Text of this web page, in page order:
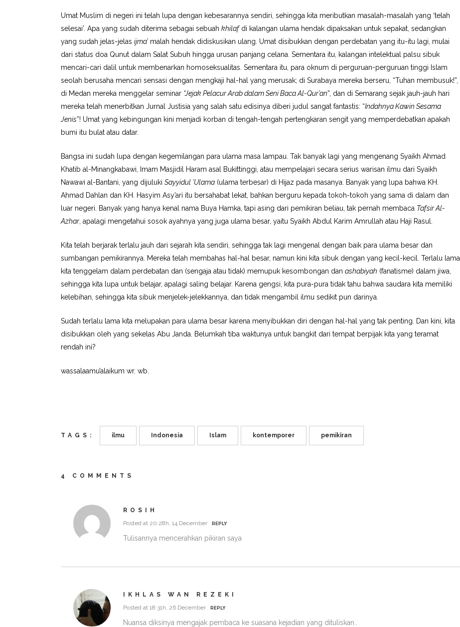
Umat Muslim di negeri ini telah lupa dengan kebesarannya sendiri, sehingga kita meributkan masalah-masalah yang ‘telah
selesai’. Apa yang sudah diterima sebagai sebuah khilafdi kalangan ulama hendak dipaksakan untuk sepakat, sedangkan
yang sudah jelas-jelas ijma’ malah hendak didiskusikan ulang. Umat disibukkan dengan perdebatan yang itu-itu lagi, mulai
dari status doa Qunut dalam Salat Subuh hingga urusan panjang celana. Sementara itu, kalangan intelektual palsu sibuk
mencari-cari dalil untuk membenarkan homoseksualitas. Sementara itu, para oknum di perguruan-perguruan tinggi Islam
seolah berusaha mencari sensasi dengan mengkaji hal-hal yang merusak; di Surabaya mereka berseru, “Tuhan membusuk!”,
di Medan mereka menggelar seminar “Jejak Pelacur Arab dalam Seni Baca Al-Qur’an”, dan di Semarang sejak jauh-jauh hari
mereka telah menerbitkan Jurnal Justisia yang salah satu edisinya diberi judul sangat fantastis: “Indahnya Kawin Sesama
Jenis”! Umat yang kebingungan kini menjadi korban di tengah-tengah pertengkaran sengit yang memperdebatkan apakah
bumi itu bulat atau datar.
Bangsa ini sudah lupa dengan kegemilangan para ulama masa lampau. Tak banyak lagi yang mengenang Syaikh Ahmad
Khatib al-Minangkabawi, Imam Masjidil Haram asal Bukittinggi, atau mempelajari secara serius warisan ilmu dari Syaikh
Nawawi al-Bantani, yang dijuluki Sayyidul ’Ulama (ulama terbesar) di Hijaz pada masanya. Banyak yang lupa bahwa KH.
Ahmad Dahlan dan KH. Hasyim Asy’ari itu bersahabat lekat, bahkan berguru kepada tokoh-tokoh yang sama di dalam dan
luar negeri. Banyak yang hanya kenal nama Buya Hamka, tapi asing dari pemikiran beliau, tak pernah membaca Tafsir Al-
Azhar , apalagi mengetahui sosok ayahnya yang juga ulama besar, yaitu Syaikh Abdul Karim Amrullah atau Haji Rasul.
Kita telah berjarak terlalu jauh dari sejarah kita sendiri, sehingga tak lagi mengenal dengan baik para ulama besar dan
sumbangan pemikirannya. Mereka telah membahas hal-hal besar, namun kini kita sibuk dengan yang kecil-kecil. Terlalu lama
kita tenggelam dalam perdebatan dan (sengaja atau tidak) memupuk kesombongan dan ashabiyah (fanatisme) dalam jiwa,
sehingga kita lupa untuk belajar, apalagi saling belajar. Karena gengsi, kita pura-pura tidak tahu bahwa saudara kita memiliki
kelebihan, sehingga kita sibuk menjelek-jelekkannya, dan tidak mengambil ilmu sedikit pun darinya.
Sudah terlalu lama kita melupakan para ulama besar karena menyibukkan diri dengan hal-hal yang tak penting. Dan kini, kita
disibukkan oleh yang sekelas Abu Janda. Belumkah tiba waktunya untuk bangkit dari tempat berpijak kita yang teramat
rendah ini?
wassalaamu’alaikum wr. wb.
TAGS: ilmu Indonesia Islam kontemporer pemikiran
4 COMMENTS
ROSIH
Posted at 20:28h, 14 December
REPLY
Tulisannya mencerahkan pikiran saya
IKHLAS WAN REZEKI
Posted at 18:31h, 26 December
REPLY
Nuansa diksinya mengajak pembaca ke suasana kejadian yang dituliskan..